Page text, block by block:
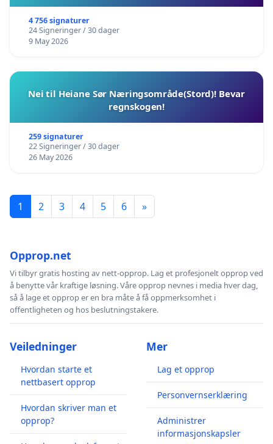
4 756 signaturer
24 Signeringer / 30 dager
9 May 2026
Nei til Heiane Sør Næringsområde(Stord)! Bevar
regnskogen!
259 signaturer
22 Signeringer / 30 dager
26 May 2026
1 2 3 4 5 6 »
Opprop.net
Vi tilbyr gratis hosting av nett-opprop. Lag et profesjonelt opprop ved
å benytte vår kraftige løsning. Våre opprop nevnes i media hver dag,
så å lage et opprop er en bra måte å få oppmerksomhet i
offentligheten og hos beslutningstakere.
Veiledninger
Hvordan starte et
nettbasert opprop
Hvordan skriver man et
opprop?
Mer
Lag et opprop
Personvernserklæring
Administrer
informasjonskapsler